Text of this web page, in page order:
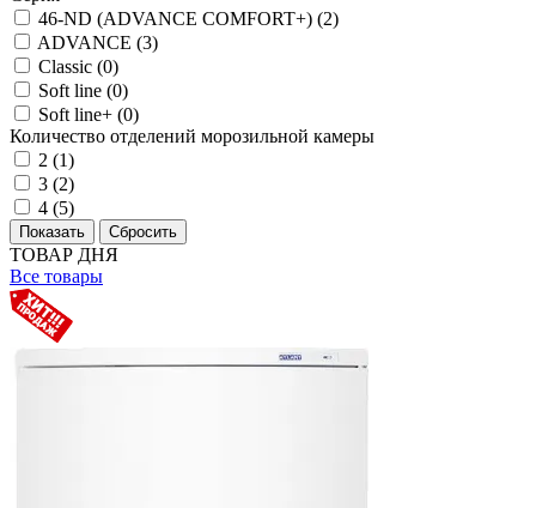
46-ND (ADVANCE COMFORT+) (2)
ADVANCE (3)
Classic (0)
Soft line (0)
Soft line+ (0)
Количество отделений морозильной камеры
2 (1)
3 (2)
4 (5)
ТОВАР ДНЯ
Все товары